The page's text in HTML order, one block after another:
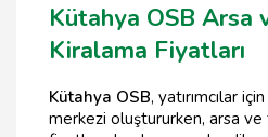
Kütahya OSB Arsa
Kiralama Fiyatları
Kütahya OSB, yatırımcılar
merkezi oluştururken, arsa ve